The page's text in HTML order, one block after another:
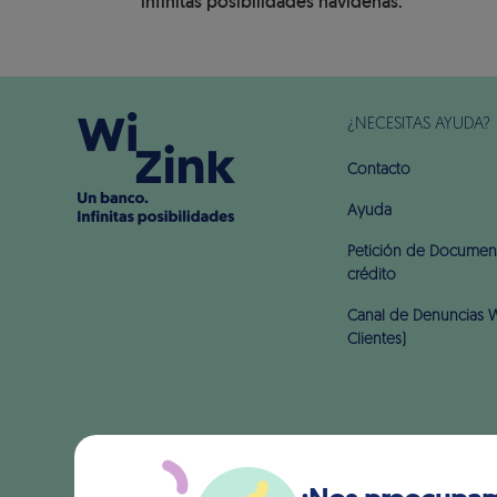
¿NECESITAS AYUDA?
Contacto
Ayuda
Petición de
crédito
Canal de Denuncias
Clientes)